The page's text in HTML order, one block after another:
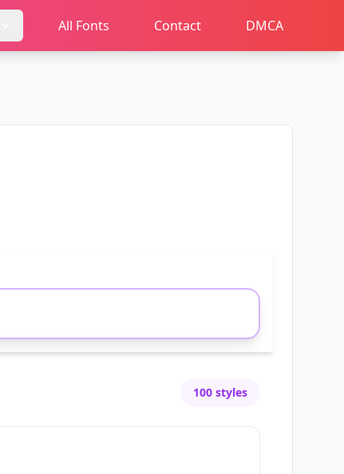
All Fonts Contact DMCA
100 styles